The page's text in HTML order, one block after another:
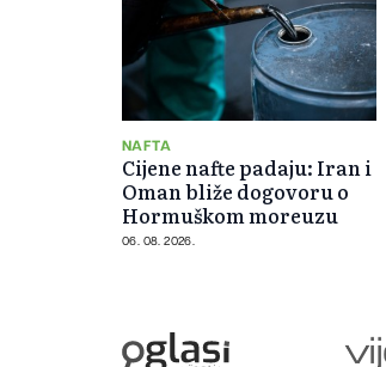
NAFTA
Cijene nafte padaju: Iran i
Oman bliže dogovoru o
Hormuškom moreuzu
06. 08. 2026.